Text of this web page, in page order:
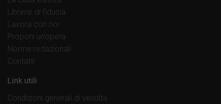
Librerie di fiducia
Lavora con noi
Proponi un’opera
Norme redazionali
Contatti
Link utili
Condizioni generali di vendita